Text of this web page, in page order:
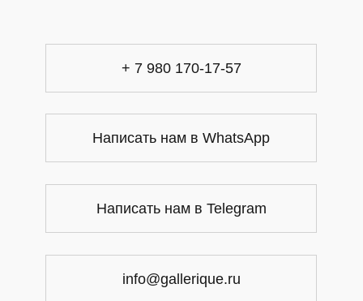
+ 7 980 170-17-57
Написать нам в WhatsApp
info@gallerique.ru
Написать нам в Telegram